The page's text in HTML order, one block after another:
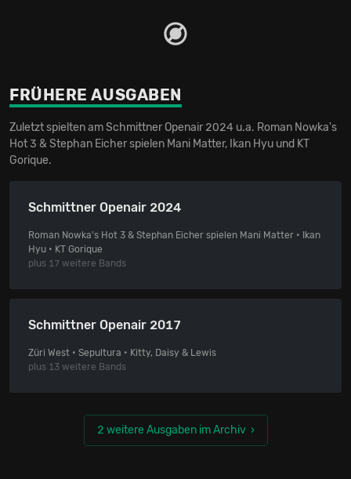
FRÜHERE AUSGABEN
Zuletzt spielten am Schmittner Openair 2024 u.a. Roman Nowka's
Hot 3 & Stephan Eicher spielen Mani Matter, Ikan Hyu und KT
Gorique.
Schmittner Openair 2024
Roman Nowka's Hot 3 & Stephan Eicher spielen Mani Matter • Ikan
Hyu • KT Gorique
plus 17 weitere Bands
Schmittner Openair 2017
Züri West • Sepultura • Kitty, Daisy & Lewis
plus 13 weitere Bands
2 weitere Ausgaben im Archiv